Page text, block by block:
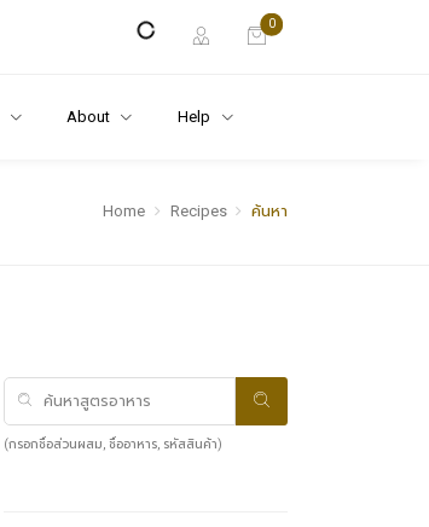
0
About Help
Home Recipes ค้นหา
(กรอกชื่อส่วนผสม, ชื่ออาหาร, รหัสสินค้า)